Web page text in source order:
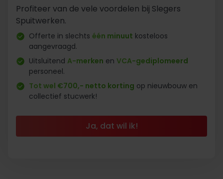
Profiteer van de vele voordelen bij Slegers
Spuitwerken.
Offerte in slechts één minuut kosteloos
aangevraagd.
Uitsluitend A-merken en VCA-gediplomeerd
personeel.
Tot wel €700,- netto korting op nieuwbouw en
collectief stucwerk!
Ja, dat wil ik!